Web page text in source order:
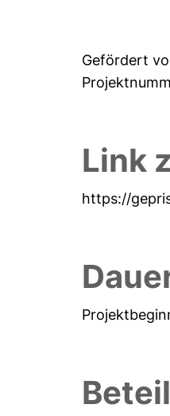
Gefördert
Link
https://